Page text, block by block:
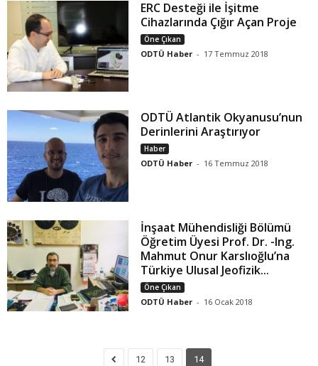
ERC Desteği ile İşitme
Cihazlarında Çığır Açan Proje
Öne Çıkan
ODTÜ Haber - 17 Temmuz 2018
ODTÜ Atlantik Okyanusu’nun
Derinlerini Araştırıyor
Haber
ODTÜ Haber - 16 Temmuz 2018
İnşaat Mühendisliği Bölümü
Öğretim Üyesi Prof. Dr. -Ing.
Mahmut Onur Karslıoğlu’na
Türkiye Ulusal Jeofizik...
Öne Çıkan
ODTÜ Haber - 16 Ocak 2018
12 13 14